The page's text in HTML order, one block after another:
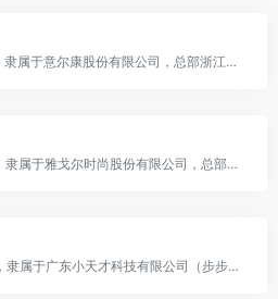
意尔康始创于1995年，隶属于意尔康股份有限公司，总部浙江丽水青田，是国内国民鞋履龙头品牌，主营男女皮鞋、休闲运动鞋、皮具配饰及配套服饰产品。
雅戈尔始创于1990年，隶属于雅戈尔时尚股份有限公司，总部浙江宁波，是国内高端商务男装龙头品牌，主营西服、衬衫、休闲服饰及全品类时尚服装。
小天才始创于2010年，隶属于广东小天才科技有限公司（步步高旗下），总部广东东莞，是国内儿童智能产品龙头品牌，主营儿童电话手表、早教机、学习平板等智能成长硬件。